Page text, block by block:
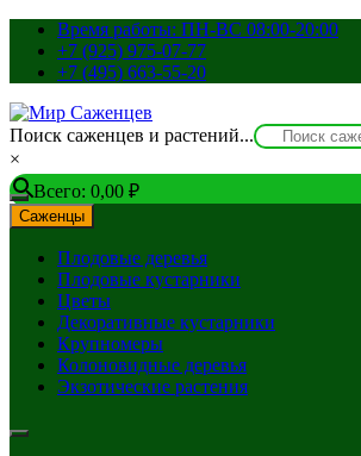
Перейти
содержимому
Время работы: ПН-ВС 08:00-20:00
+7 (925) 975-07-77
+7 (495) 663-55-20
Поиск саженцев и растений...
×
Всего: 0,00 ₽
Саженцы
Плодовые деревья
Плодовые кустарники
Цветы
Декоративные кустарники
Крупномеры
Колоновидные деревья
Экзотические растения